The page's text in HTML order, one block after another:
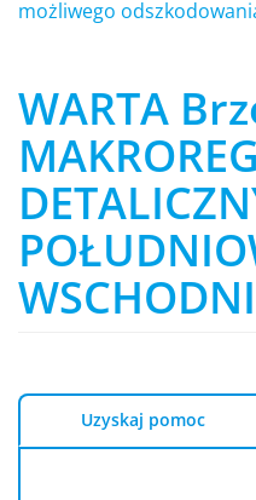
możliwego
WARTA
Uzyskaj pomoc